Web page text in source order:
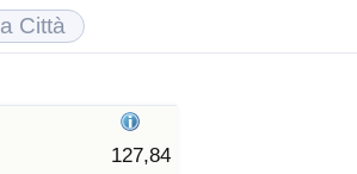
127,84
Vita (corrente)
Case (Corrente)
della Vita